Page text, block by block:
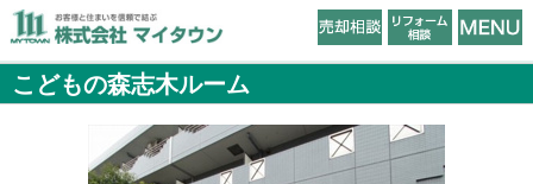
こどもの森志木ルーム